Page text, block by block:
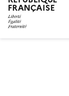
FRANÇAISE